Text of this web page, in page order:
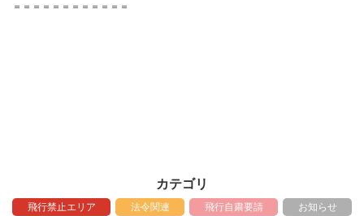
＝＝＝＝＝＝＝＝＝＝＝＝
カテゴリ
飛行禁止エリア 法令関連 飛行自粛要請 お知らせ